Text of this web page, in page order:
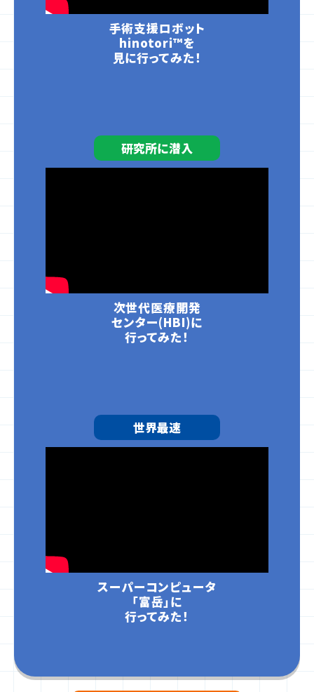
手術支援ロボット
hinotori™を
見に行ってみた！
研究所に潜入
次世代医療開発
センター(HBI)に
行ってみた！
世界最速
スーパーコンピュータ
「富岳」に
行ってみた！